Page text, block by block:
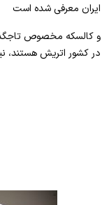
ایران معرفی شده است
و کالسکه مخصوص
در کشور اتریش هستند،